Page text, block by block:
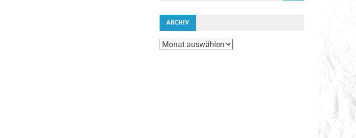
ARCHIV
Archiv